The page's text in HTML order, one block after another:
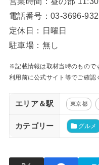
電話番号：03-3696-
定休日：日曜日
駐車場：無し
※記載情報は取材当時のもので
利用前に公式サイト等でご確認
エリア＆駅 東京都
カテゴリー グルメ